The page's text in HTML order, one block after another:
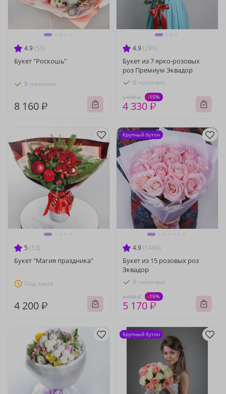
4.9 (55)
Букет "Роскошь"
В наличии
8 160 ₽
4.9 (289)
Букет из 7 ярко-розовых
роз Премиум Эквадор
В наличии
5 090 ₽ -15%
4 330 ₽
5 (53)
Букет "Магия праздника"
Под заказ
4 200 ₽
4.9 (1466)
Букет из 15 розовых роз
Эквадор
В наличии
6 080 ₽ -15%
5 170 ₽
Крупный бутон
Крупный бутон